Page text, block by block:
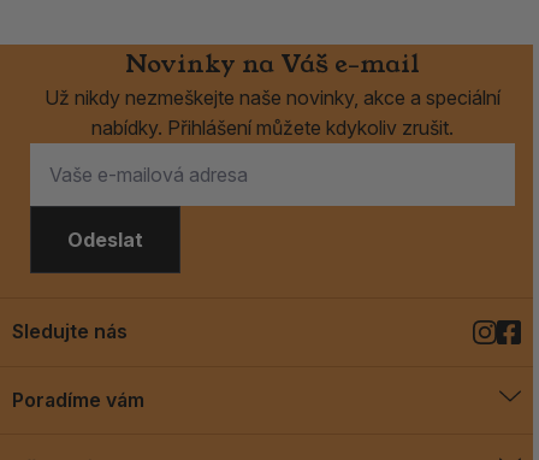
Novinky na Váš e-mail
Už nikdy nezmeškejte naše novinky, akce a speciální
nabídky. Přihlášení můžete kdykoliv zrušit.
Odeslat
Poradíme vám
Sledujte nás